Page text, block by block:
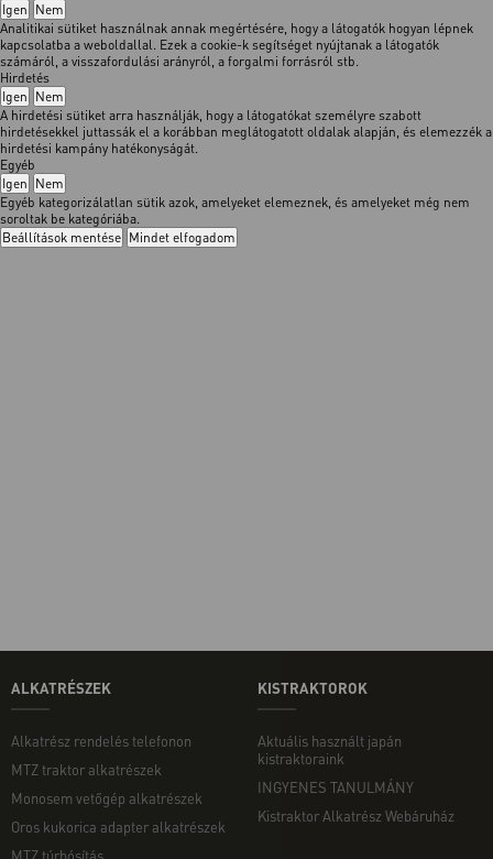
Igen Nem
Analitikai sütiket használnak annak megértésére, hogy a látogatók hogyan lépnek
kapcsolatba a weboldallal. Ezek a cookie-k segítséget nyújtanak a látogatók
számáról, a visszafordulási arányról, a forgalmi forrásról stb.
Hirdetés
Igen Nem
A hirdetési sütiket arra használják, hogy a látogatókat személyre szabott
hirdetésekkel juttassák el a korábban meglátogatott oldalak alapján, és elemezzék a
hirdetési kampány hatékonyságát.
Egyéb
Igen Nem
Egyéb kategorizálatlan sütik azok, amelyeket elemeznek, és amelyeket még nem
soroltak be kategóriába.
Beállítások mentése Mindet elfogadom
ALKATRÉSZEK
Alkatrész rendelés telefonon
MTZ traktor alkatrészek
Monosem vetőgép alkatrészek
Oros kukorica adapter alkatrészek
MTZ túrbósítás
KISTRAKTOROK
Aktuális használt japán
kistraktoraink
INGYENES TANULMÁNY
Kistraktor Alkatrész Webáruház